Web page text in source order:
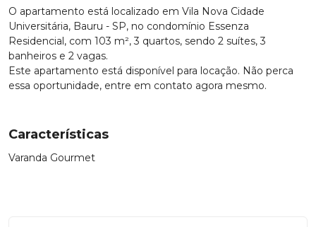
O apartamento está localizado em Vila Nova Cidade
Universitária, Bauru - SP, no condomínio Essenza
Residencial, com 103 m², 3 quartos, sendo 2 suítes, 3
banheiros e 2 vagas.
Este apartamento está disponível para locação. Não perca
essa oportunidade, entre em contato agora mesmo.
Características
Varanda Gourmet